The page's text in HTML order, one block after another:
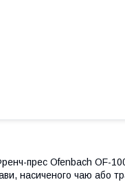
прес Ofenbach OF-
насиченого чаю або